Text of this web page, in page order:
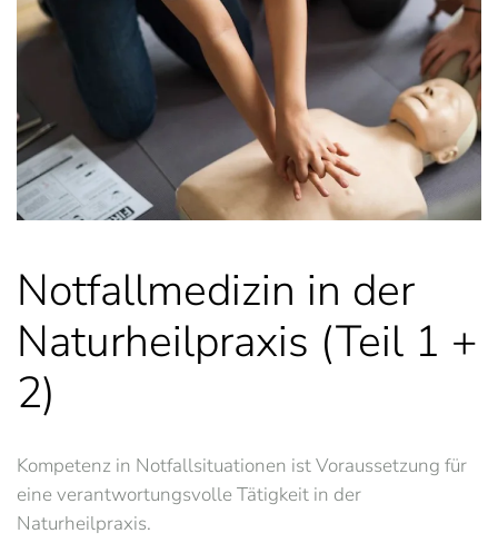
Notfallmedizin in der
Naturheilpraxis (Teil 1 +
2)
Kompetenz in Notfallsituationen ist Voraussetzung für
eine verantwortungsvolle Tätigkeit in der
Naturheilpraxis.